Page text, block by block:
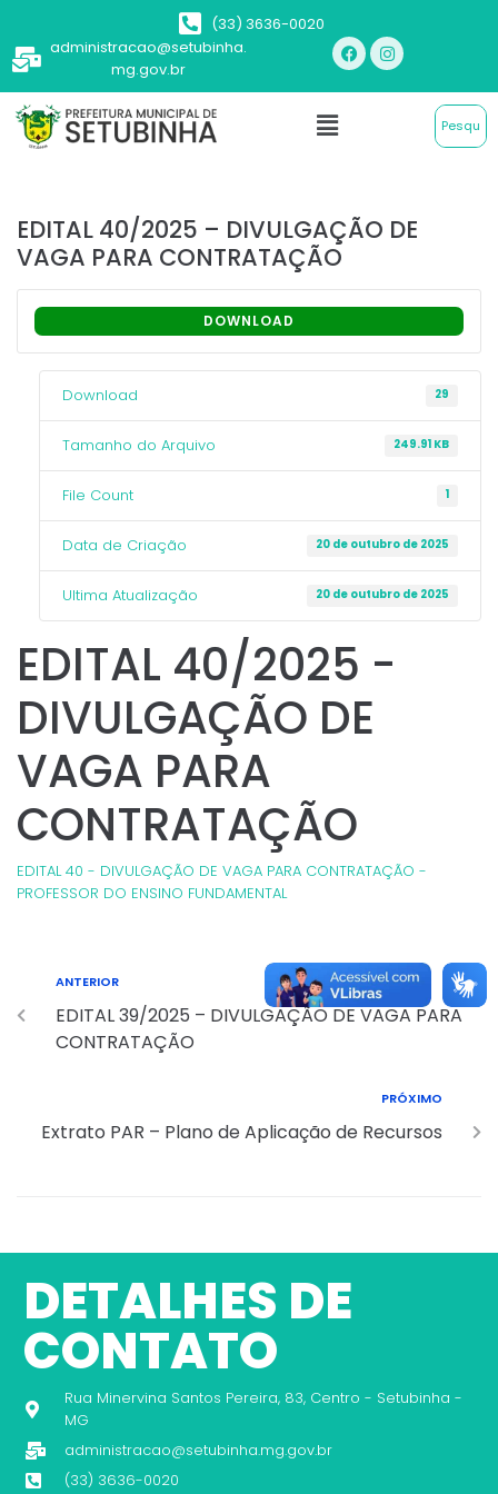
(33) 3636-0020
administracao@setubinha.
mg.gov.br
EDITAL 40/2025 – DIVULGAÇÃO DE
VAGA PARA CONTRATAÇÃO
DOWNLOAD
Download 29
Tamanho do Arquivo 249.91 KB
File Count 1
Data de Criação 20 de outubro de 2025
Ultima Atualização 20 de outubro de 2025
EDITAL 40/2025 -
DIVULGAÇÃO DE
VAGA PARA
CONTRATAÇÃO
EDITAL 40 - DIVULGAÇÃO DE VAGA PARA CONTRATAÇÃO -
PROFESSOR DO ENSINO FUNDAMENTAL
ANTERIOR
EDITAL 39/2025 – DIVULGAÇÃO DE VAGA PARA
CONTRATAÇÃO
PRÓXIMO
Extrato PAR – Plano de Aplicação de Recursos
DETALHES DE
CONTATO
Rua Minervina Santos Pereira, 83, Centro - Setubinha -
MG
administracao@setubinha.mg.gov.br
(33) 3636-0020